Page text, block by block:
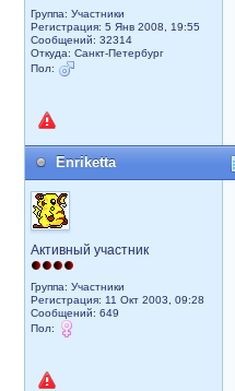
Группа: Участники
Регистрация: 5 Янв 2008, 19:55
Сообщений: 32314
Откуда: Санкт-Петербург
Пол:
Enriketta
Активный участник
Группа: Участники
Регистрация: 11 Окт 2003, 09:28
Сообщений: 649
Пол: